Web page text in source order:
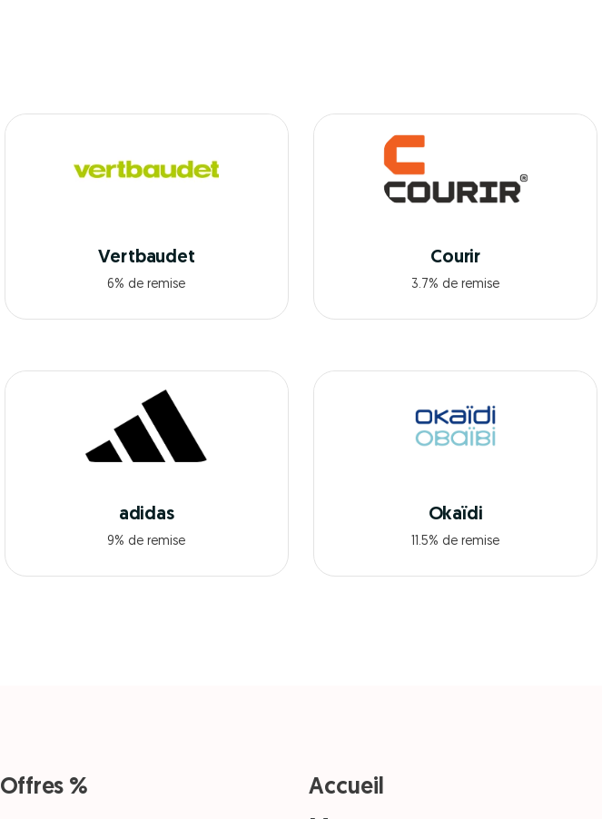
Vertbaudet
6% de remise
Courir
3.7% de remise
adidas
9% de remise
Okaïdi
11.5% de remise
Offres %
Accueil